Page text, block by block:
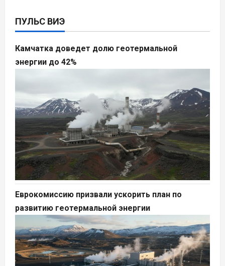
ПУЛЬС ВИЭ
Камчатка доведет долю геотермальной
энергии до 42%
Еврокомиссию призвали ускорить план по
развитию геотермальной энергии